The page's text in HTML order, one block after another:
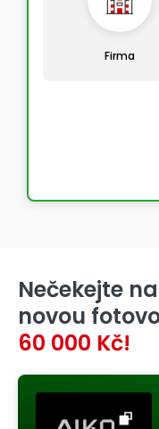
Firma
Nečekejte
novou
60 000 Kč!